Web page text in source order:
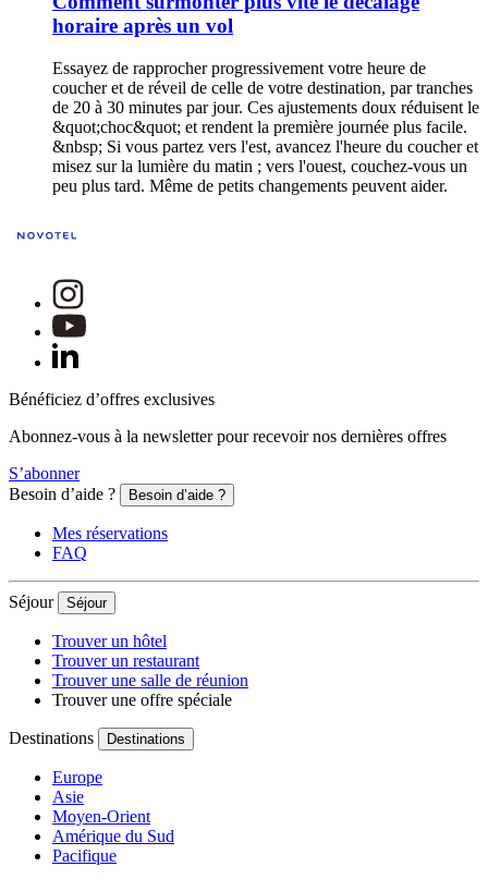
horaire après un vol
Essayez de rapprocher progressivement votre heure de
coucher et de réveil de celle de votre destination, par tranches
de 20 à 30 minutes par jour. Ces ajustements doux réduisent le
&quot;choc&quot; et rendent la première journée plus facile.
&nbsp; Si vous partez vers l'est, avancez l'heure du coucher et
misez sur la lumière du matin ; vers l'ouest, couchez-vous un
peu plus tard. Même de petits changements peuvent aider.
Bénéficiez d’offres exclusives
Abonnez-vous à la newsletter pour recevoir nos dernières offres
S’abonner
Besoin d’aide ?
Besoin d’aide ?
Mes réservations
FAQ
Séjour Séjour
Trouver un hôtel
Trouver un restaurant
Trouver une salle de réunion
Trouver une offre spéciale
Destinations Destinations
Europe
Asie
Moyen-Orient
Amérique du Sud
Pacifique